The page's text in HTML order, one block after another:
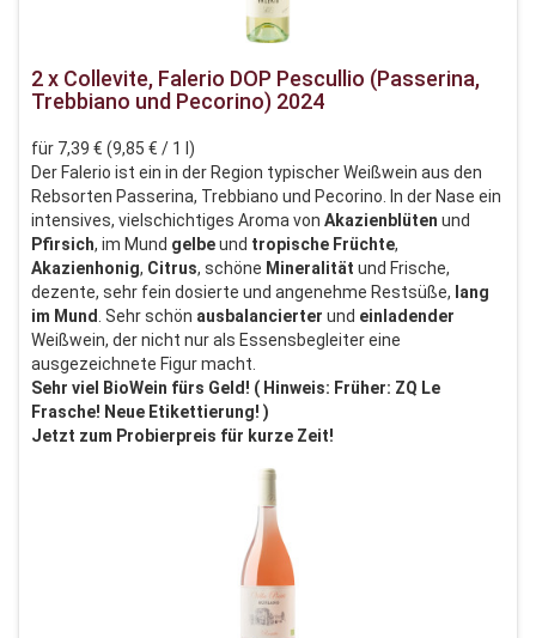
2 x Collevite, Falerio DOP Pescullio (Passerina,
Trebbiano und Pecorino) 2024
für 7,39 € (9,85 € / 1 l)
Der Falerio ist ein in der Region typischer Weißwein aus den
Rebsorten Passerina, Trebbiano und Pecorino. In der Nase ein
intensives, vielschichtiges Aroma von Akazienblüten und
Pfirsich, im Mund gelbeund tropische Früchte,
Akazienhonig, Citrus, schöne Mineralität und Frische,
dezente, sehr fein dosierte und angenehme Restsüße, lang
im Mund . Sehr schön ausbalancierter und einladender
Weißwein, der nicht nur als Essensbegleiter eine
ausgezeichnete Figur macht.
Sehr viel BioWein fürs Geld! ( Hinweis: Früher: ZQ Le
Frasche! Neue Etikettierung! )
Jetzt zum Probierpreis für kurze Zeit!